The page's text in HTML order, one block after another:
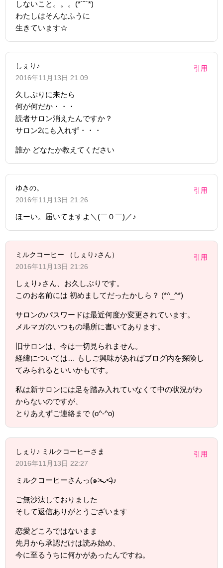
しないこと。。。(*´˘`*)
わたしはそんなふうに
生きています☆
しぇり♪
2016年11月13日 21:09
引用
久しぶりに来たら
何が何だか・・・
読者サロン消えたんですか？
サロン2にも入れず・・・
誰か どなたか教えてください
ゆきの。
2016年11月13日 21:26
引用
ほーい。届いてますよ＼(￣０￣)／♪
ミルクコーヒー （しぇり♪さん）
2016年11月13日 21:26
引用
しぇり♪さん、お久しぶりです。
このお名前には 初めましてだったかしら？ (*^_^*)
サロンのパスワードは最近何度か変更されています。
メルマガのいつもの場所に書いてあります。
旧サロンは、今は一切見られません。
経緯については… もしご興味があればブログ内を探険し
てみられるといいかもです。
私は新サロンには足を踏み入れていなくて中の状況がわ
からないのですが、
とりあえずご連絡まで (o^-^o)
しぇり♪ ミルクコーヒーさま
2016年11月13日 22:27
引用
ミルクコーヒーさんっ(๑˃̵ᴗ˂̵)♪
ご無沙汰しておりました
そして返信ありがとうございます
恋愛どころではないまま
先月から承認だけは読み始め、
今に至るうちに何かがあったんですね。